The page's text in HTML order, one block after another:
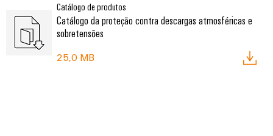
Catálogo de produtos
Catálogo da proteção contra descargas atmosféricas e
sobretensões
25,0 MB